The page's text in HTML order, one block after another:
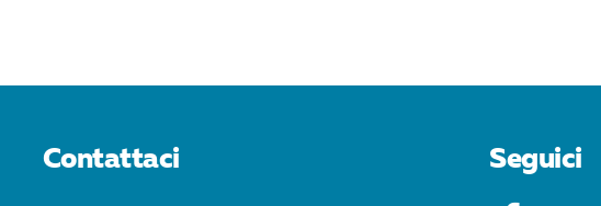
Contattaci Seguici